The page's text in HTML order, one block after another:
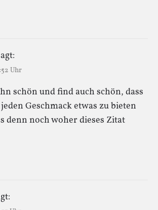
Uhr
schön und find auch schön, dass
Geschmack etwas zu bieten
denn noch woher dieses Zitat